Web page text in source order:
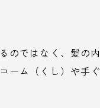
のではなく、髪の内
ーム（くし）や手ぐ